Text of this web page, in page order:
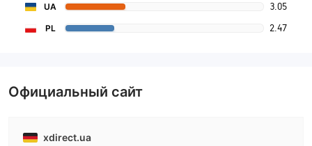
UA 3.05
PL 2.47
Официальный сайт
xdirect.ua